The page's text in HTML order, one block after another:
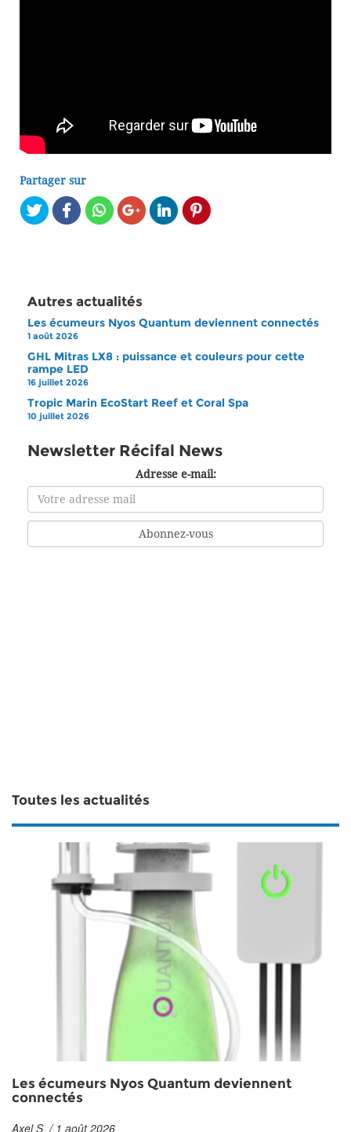
Partager sur
Autres actualités
Les écumeurs Nyos Quantum deviennent connectés
1 août 2026
GHL Mitras LX8 : puissance et couleurs pour cette
rampe LED
16 juillet 2026
Tropic Marin EcoStart Reef et Coral Spa
10 juillet 2026
Newsletter Récifal News
Adresse e-mail:
Toutes les actualités
Les écumeurs Nyos Quantum deviennent
connectés
Axel S. / 1 août 2026